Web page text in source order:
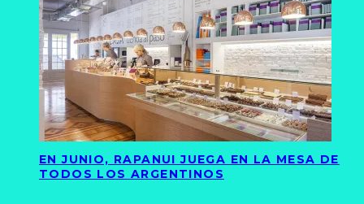
EN JUNIO, RAPANUI JUEGA EN LA MESA DE
TODOS LOS ARGENTINOS